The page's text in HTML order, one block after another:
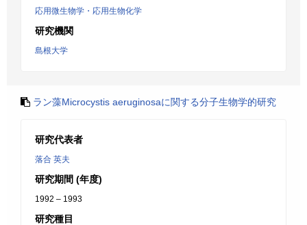
応用微生物学・応用生物化学
研究機関
島根大学
ラン藻Microcystis aeruginosaに関する分子生物学的研究
研究代表者
落合 英夫
研究期間 (年度)
1992 – 1993
研究種目